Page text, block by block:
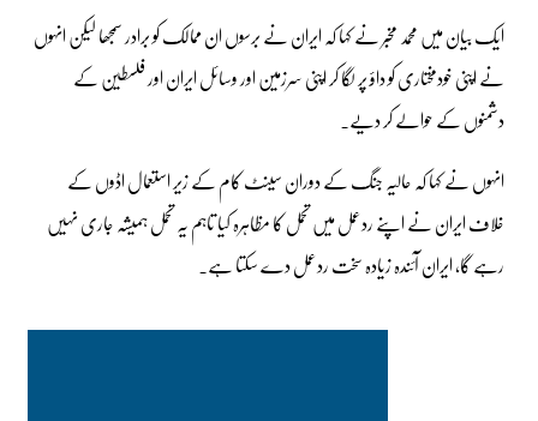
ایک بیان میں محمد مخبر نے کہا کہ ایران نے برسوں ان ممالک کو برادر سمجھا لیکن انہوں
نے اپنی خودمختاری کو داؤ پر لگا کر اپنی سرزمین اور وسائل ایران اور فلسطین کے
دشمنوں کے حوالے کر دیے۔
انہوں نے کہا کہ حالیہ جنگ کے دوران سینٹ کام کے زیر استعمال اڈوں کے
خلاف ایران نے اپنے ردعمل میں تحمل کا مظاہرہ کیا تاہم یہ تحمل ہمیشہ جاری نہیں
رہے گا، ایران آئندہ زیادہ سخت ردعمل دے سکتا ہے۔